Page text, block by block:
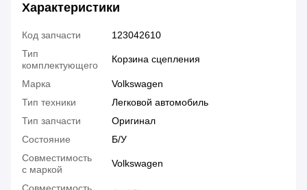
Характеристики
Код запчасти
123042610
Тип
комплектующего
Корзина сцепления
Марка
Volkswagen
Тип техники
Легковой автомобиль
Тип запчасти
Оригинал
Состояние
Б/У
Совместимость
с маркой
Volkswagen